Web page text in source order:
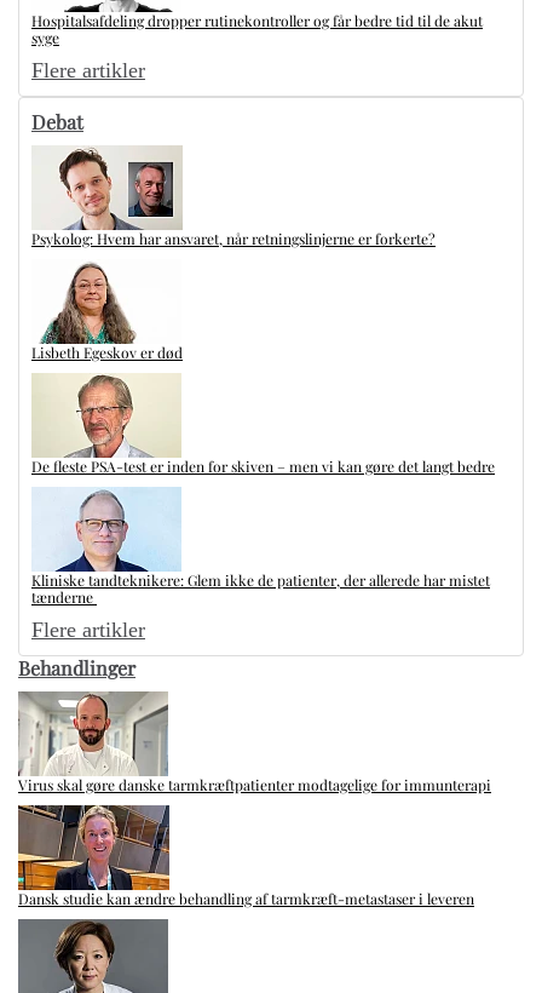
Hospitalsafdeling dropper rutinekontroller og får bedre tid til de akut
syge
Flere artikler
Debat
Psykolog: Hvem har ansvaret, når retningslinjerne er forkerte?
Lisbeth Egeskov er død
De fleste PSA-test er inden for skiven – men vi kan gøre det langt bedre
Kliniske tandteknikere: Glem ikke de patienter, der allerede har mistet
tænderne
Flere artikler
Behandlinger
Virus skal gøre danske tarmkræftpatienter modtagelige for immunterapi
Dansk studie kan ændre behandling af tarmkræft-metastaser i leveren